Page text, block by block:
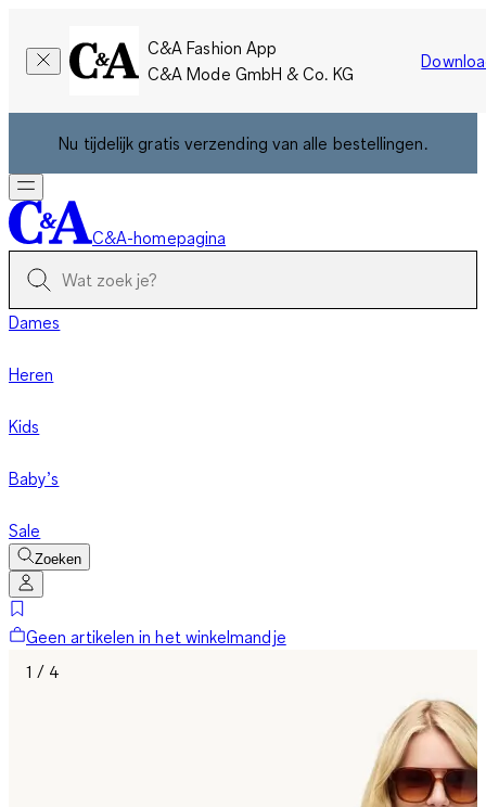
C&A Fashion App
C&A Mode GmbH & Co. KG
Nu tijdelijk gratis verzending van alle bestellingen.
C&A-homepagina
Dames
Heren
Kids
Baby’s
Sale
Zoeken
Geen artikelen in het winkelmandje
1 / 4